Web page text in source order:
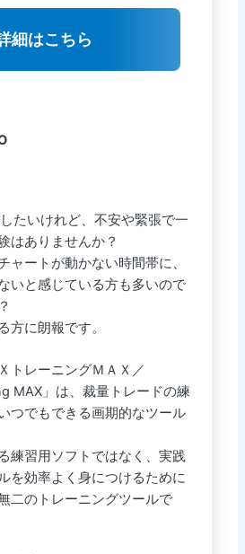
細はこちら
たいけれど、不安や緊張で一
はありませんか？
ャートが動かない時間帯に、
いと感じている方も多いので
方に朗報です。
トレーニングＭＡＸ／
MAX」は、裁量トレードの練
つでもできる画期的なツール
練習用ソフトではなく、実践
を効率よく身につけるために
二のトレーニングツールで